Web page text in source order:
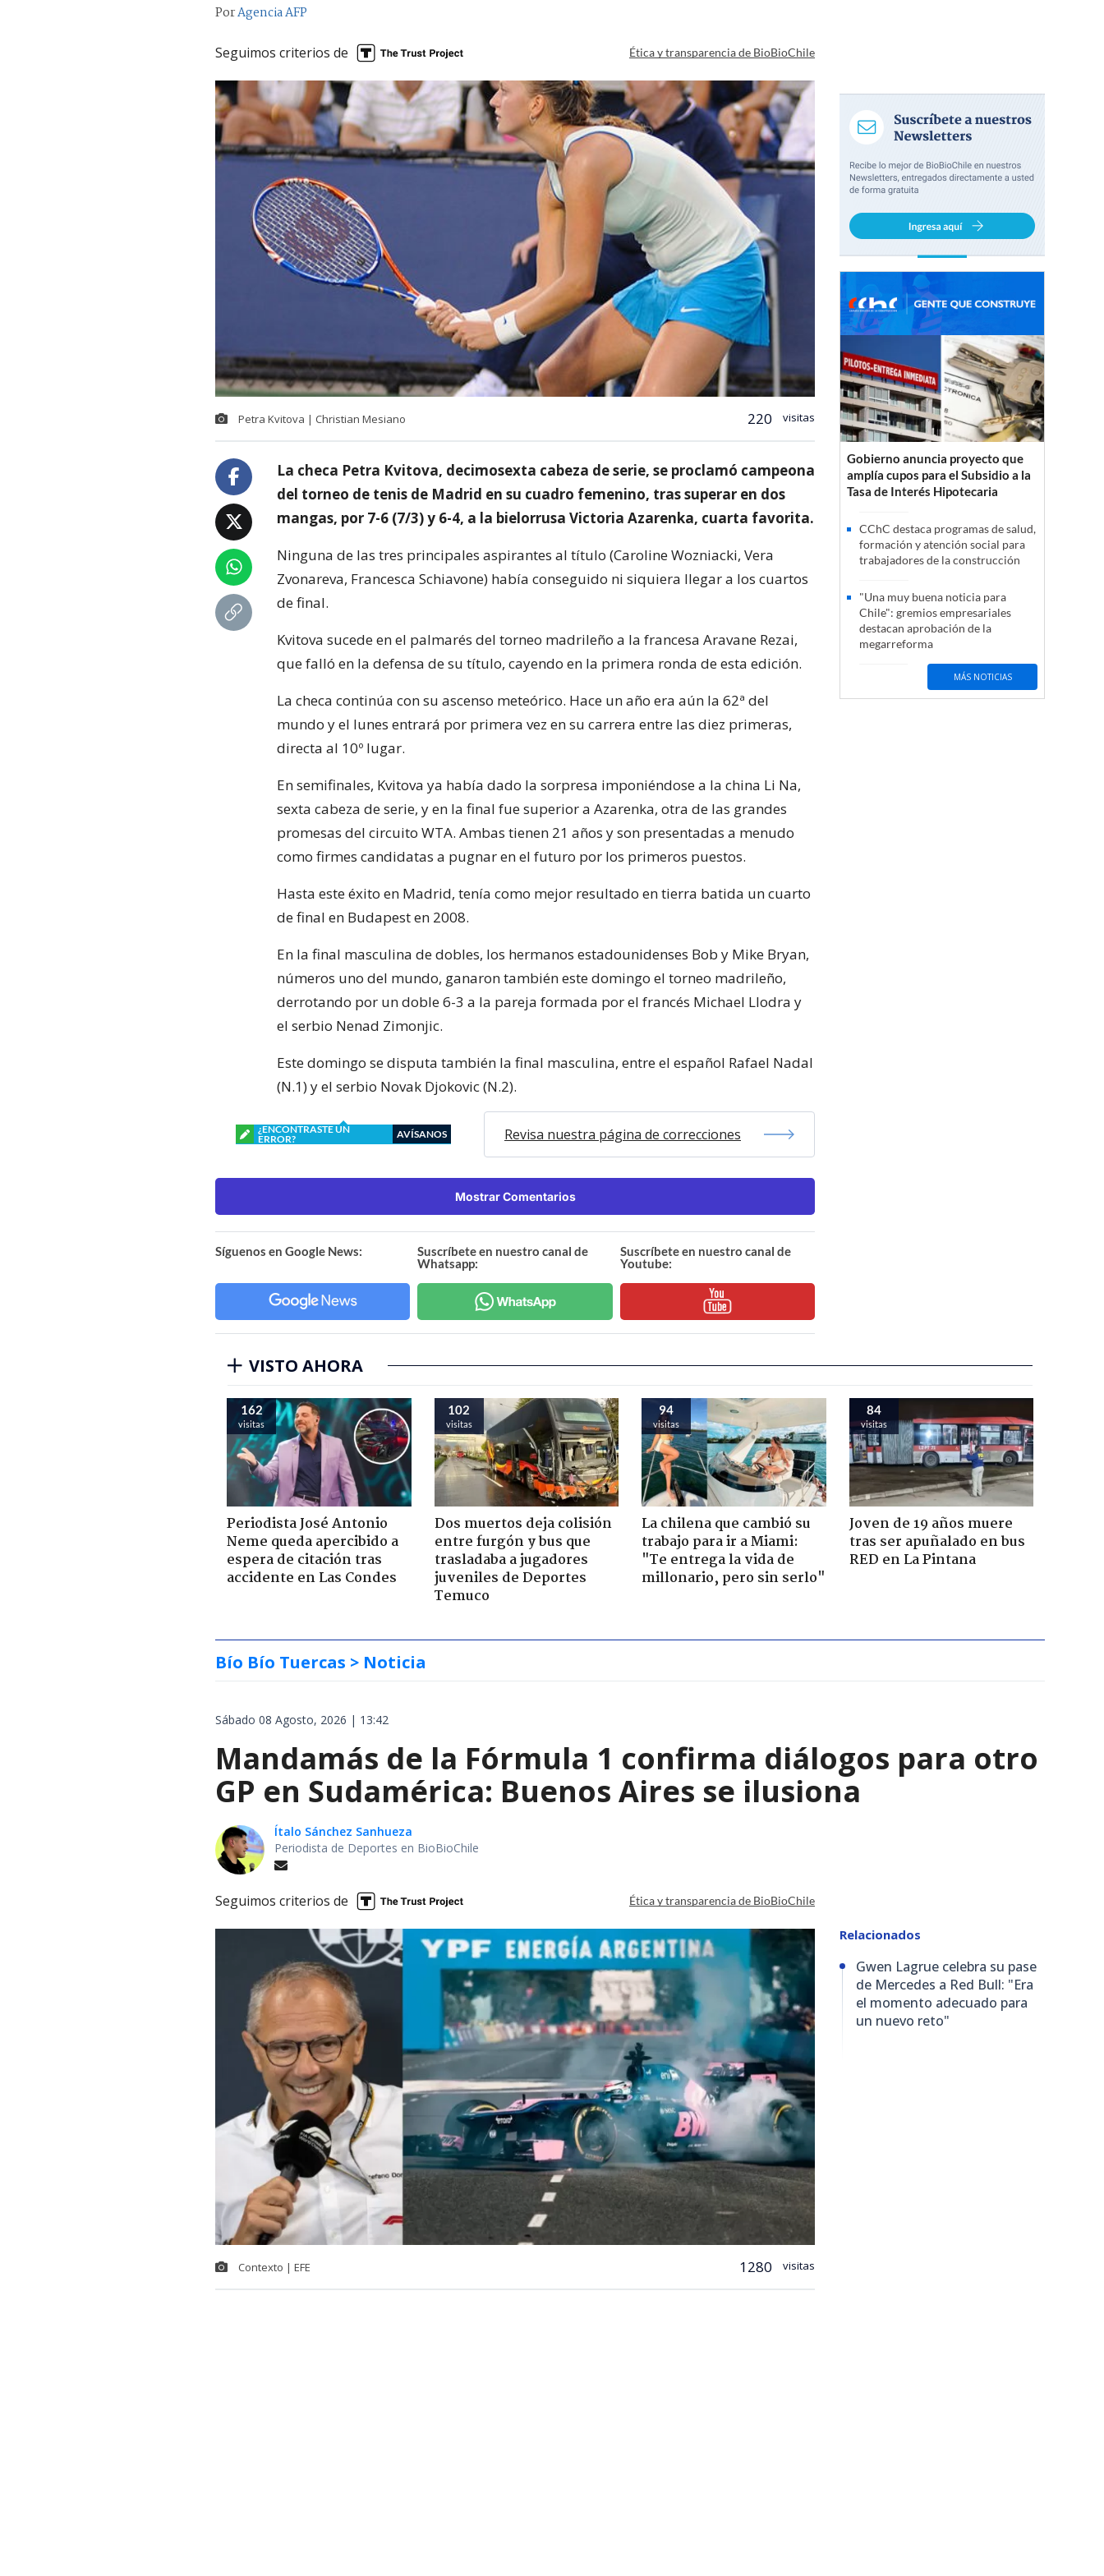
PorAgencia AFP
Seguimos criterios de Ética y transparencia de BioBioChile
Petra Kvitova | Christian Mesiano 220 visitas
La checa Petra Kvitova, decimosexta cabeza de serie, se proclamó campeona
del torneo de tenis de Madrid en su cuadro femenino, tras superar en dos
mangas, por 7-6 (7/3) y 6-4, a la bielorrusa Victoria Azarenka, cuarta favorita.
Ninguna de las tres principales aspirantes al título (Caroline Wozniacki, Vera
Zvonareva, Francesca Schiavone) había conseguido ni siquiera llegar a los cuartos
de final.
Kvitova sucede en el palmarés del torneo madrileño a la francesa Aravane Rezai,
que falló en la defensa de su título, cayendo en la primera ronda de esta edición.
La checa continúa con su ascenso meteórico. Hace un año era aún la 62ª del
mundo y el lunes entrará por primera vez en su carrera entre las diez primeras,
directa al 10º lugar.
En semifinales, Kvitova ya había dado la sorpresa imponiéndose a la china Li Na,
sexta cabeza de serie, y en la final fue superior a Azarenka, otra de las grandes
promesas del circuito WTA. Ambas tienen 21 años y son presentadas a menudo
como firmes candidatas a pugnar en el futuro por los primeros puestos.
Hasta este éxito en Madrid, tenía como mejor resultado en tierra batida un cuarto
de final en Budapest en 2008.
En la final masculina de dobles, los hermanos estadounidenses Bob y Mike Bryan,
números uno del mundo, ganaron también este domingo el torneo madrileño,
derrotando por un doble 6-3 a la pareja formada por el francés Michael Llodra y
el serbio Nenad Zimonjic.
Este domingo se disputa también la final masculina, entre el español Rafael Nadal
(N.1) y el serbio Novak Djokovic (N.2).
¿ENCONTRASTE UN
ERROR?
AVÍSANOS Revisa nuestra página de correcciones
Mostrar Comentarios
Síguenos en Google News:
Suscríbete en nuestro canal de
Whatsapp:
Suscríbete en nuestro canal de
Youtube:
Gobierno anuncia proyecto que
amplía cupos para el Subsidio a la
Tasa de Interés Hipotecaria
CChC destaca programas de salud,
formación y atención social para
trabajadores de la construcción
"Una muy buena noticia para
Chile": gremios empresariales
destacan aprobación de la
megarreforma
MÁS NOTICIAS
VISTO AHORA
162
visitas
Periodista José Antonio
Neme queda apercibido a
espera de citación tras
accidente en Las Condes
102
visitas
Dos muertos deja colisión
entre furgón y bus que
trasladaba a jugadores
juveniles de Deportes
Temuco
94
visitas
La chilena que cambió su
trabajo para ir a Miami:
"Te entrega la vida de
millonario, pero sin serlo"
84
visitas
Joven de 19 años muere
tras ser apuñalado en bus
RED en La Pintana
Bío Bío Tuercas > Noticia
Sábado 08 Agosto, 2026 | 13:42
Mandamás de la Fórmula 1 confirma diálogos para otro
GP en Sudamérica: Buenos Aires se ilusiona
Ítalo Sánchez Sanhueza
Periodista de Deportes en BioBioChile
Seguimos criterios de Ética y transparencia de BioBioChile
Contexto | EFE 1280 visitas
Relacionados
Gwen Lagrue celebra su pase
de Mercedes a Red Bull: "Era
el momento adecuado para
un nuevo reto"